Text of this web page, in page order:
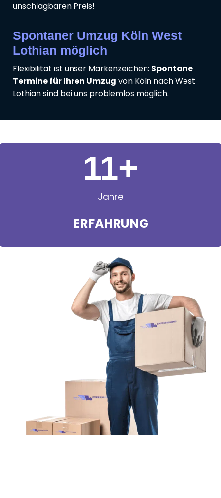
unschlagbaren Preis!
Spontaner Umzug Köln West
Lothian möglich
Flexibilität ist unser Markenzeichen: Spontane
Termine für Ihren Umzug von Köln nach West
Lothian sind bei uns problemlos möglich.
Jahre
ERFAHRUNG
11+